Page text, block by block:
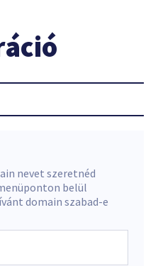
nevet szeretnéd
belül
domain szabad-e